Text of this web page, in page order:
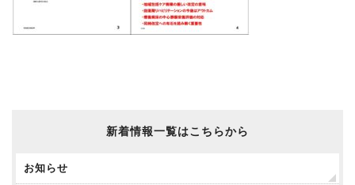
新着情報一覧はこちらから
お知らせ